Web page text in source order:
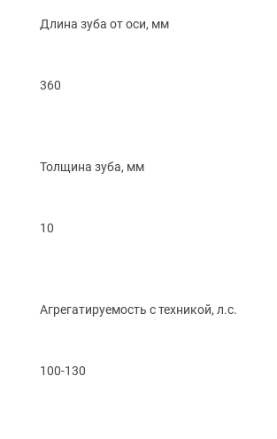
Длина зуба от оси, мм
360
Толщина зуба, мм
10
Агрегатируемость с техникой, л.с.
100-130